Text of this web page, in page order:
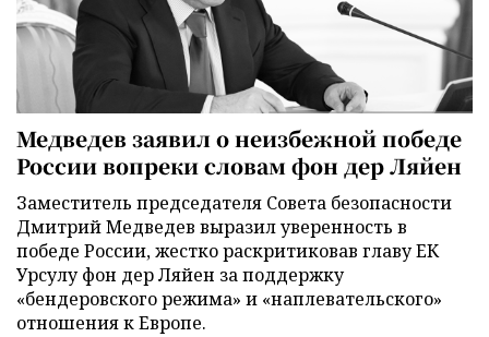
Медведев заявил о неизбежной победе
России вопреки словам фон дер Ляйен
Заместитель председателя Совета безопасности
Дмитрий Медведев выразил уверенность в
победе России, жестко раскритиковав главу ЕК
Урсулу фон дер Ляйен за поддержку
«бендеровского режима» и «наплевательского»
отношения к Европе.